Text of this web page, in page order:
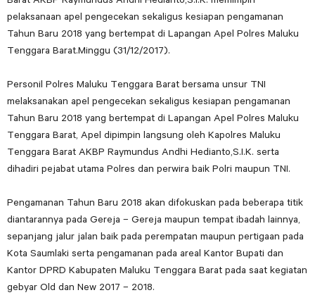
pelaksanaan apel pengecekan sekaligus kesiapan pengamanan
Tahun Baru 2018 yang bertempat di Lapangan Apel Polres Maluku
Tenggara Barat.Minggu (31/12/2017).
Personil Polres Maluku Tenggara Barat bersama unsur TNI
melaksanakan apel pengecekan sekaligus kesiapan pengamanan
Tahun Baru 2018 yang bertempat di Lapangan Apel Polres Maluku
Tenggara Barat, Apel dipimpin langsung oleh Kapolres Maluku
Tenggara Barat AKBP Raymundus Andhi Hedianto,S.I.K. serta
dihadiri pejabat utama Polres dan perwira baik Polri maupun TNI.
Pengamanan Tahun Baru 2018 akan difokuskan pada beberapa titik
diantarannya pada Gereja – Gereja maupun tempat ibadah lainnya,
sepanjang jalur jalan baik pada perempatan maupun pertigaan pada
Kota Saumlaki serta pengamanan pada areal Kantor Bupati dan
Kantor DPRD Kabupaten Maluku Tenggara Barat pada saat kegiatan
gebyar Old dan New 2017 – 2018.